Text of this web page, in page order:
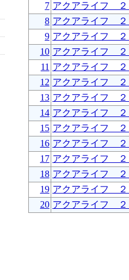
7 アクアライフ ２
8 アクアライフ ２
9 アクアライフ ２
10 アクアライフ ２
11 アクアライフ ２
12 アクアライフ ２
13 アクアライフ ２
14 アクアライフ ２
15 アクアライフ ２
16 アクアライフ ２
17 アクアライフ ２
18 アクアライフ ２
19 アクアライフ ２
20 アクアライフ ２